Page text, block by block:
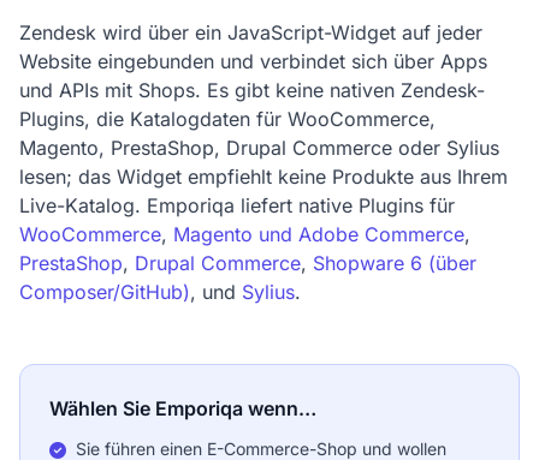
Zendesk wird über ein JavaScript-Widget auf jeder
Website eingebunden und verbindet sich über Apps
und APIs mit Shops. Es gibt keine nativen Zendesk-
Plugins, die Katalogdaten für WooCommerce,
Magento, PrestaShop, Drupal Commerce oder Sylius
lesen; das Widget empfiehlt keine Produkte aus Ihrem
Live-Katalog. Emporiqa liefert native Plugins für
WooCommerce, Magento und Adobe Commerce,
PrestaShop, Drupal Commerce, Shopware 6 (über
Composer/GitHub), und Sylius.
Wählen Sie Emporiqa wenn…
Sie führen einen E-Commerce-Shop und wollen